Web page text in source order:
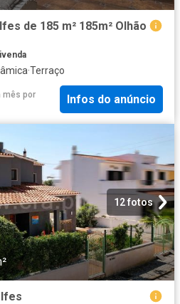
de 185 m² 185m² Olhão
·Terraço
mês por
Infos do anúncio
12 fotos